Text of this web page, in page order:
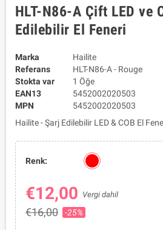
HLT-N86-A Çift LED ve
Edilebilir El Feneri
Marka
Hailite
Referans
HLT-N86-A - Rouge
Stokta var
1 Öğe
EAN13
5452002020503
MPN
5452002020503
Hailite - Şarj Edilebilir LED & COB El
Renk:
€12,00 Vergi dahil
€16,00 -25%